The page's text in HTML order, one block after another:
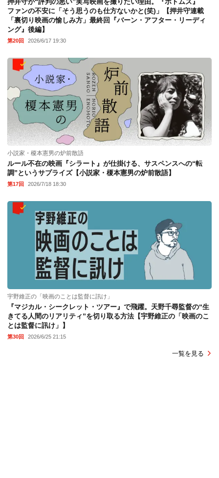
ファンの不安に「そう思うのも仕方ないかと(笑)」【押井守連載
「裏切り映画の愉しみ方」最終回『バーン・アフター・リーディ
ング』後編】
第20回 2026/6/17 19:30
小説家・榎本憲男の炉前散語
ルール不在の映画『シラート』が仕掛ける、サスペンスへの“転
調”というサプライズ【小説家・榎本憲男の炉前散語】
第17回 2026/7/18 18:30
宇野維正の「映画のことは監督に訊け」
『マジカル・シークレット・ツアー』で飛躍。天野千尋監督の“生
きてる人間のリアリティ”を切り取る方法【宇野維正の「映画のこ
とは監督に訊け」】
第30回 2026/6/25 21:15
一覧を見る